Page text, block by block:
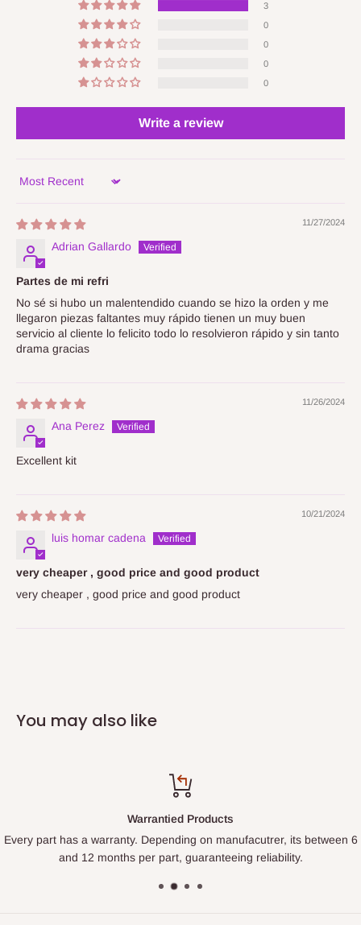
3
0
0
0
0
Write a review
Sort by
11/27/2024
Adrian Gallardo
Partes de mi refri
No sé si hubo un malentendido cuando se hizo la orden y me
llegaron piezas faltantes muy rápido tienen un muy buen
servicio al cliente lo felicito todo lo resolvieron rápido y sin tanto
drama gracias
11/26/2024
Ana Perez
Excellent kit
10/21/2024
luis homar cadena
very cheaper , good price and good product
very cheaper , good price and good product
You may also like
Warrantied Products
Every part has a warranty. Depending on manufacutrer, its between 6
and 12 months per part, guaranteeing reliability.